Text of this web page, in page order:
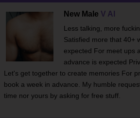
New Male V Al
Less talking, more
Satisfied more that 40+
expected For meet ups
advance is expected
Let's get together to create memories For
book a week in advance. My humble
time nor yours by asking for free stuff.